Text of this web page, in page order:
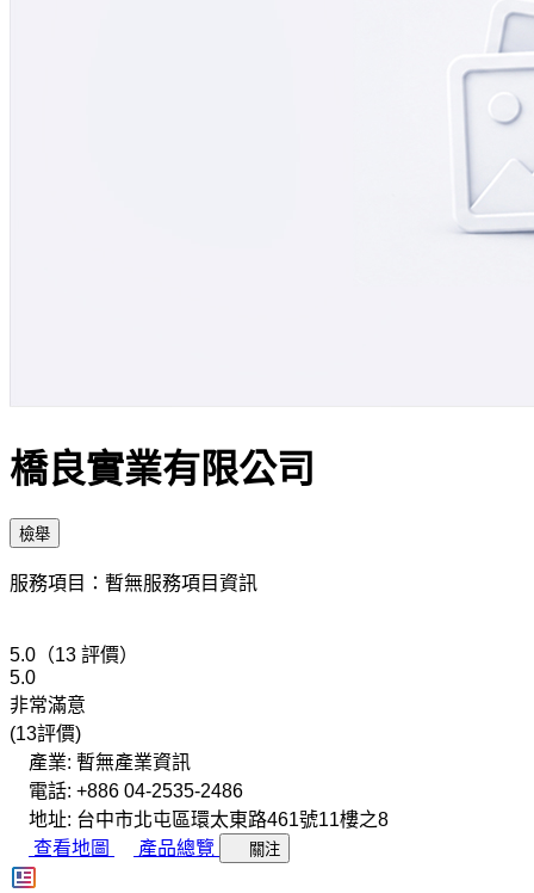
橋良實業有限公司
檢舉
服務項目：暫無服務項目資訊
5.0（13 評價）
5.0
非常滿意
(13評價)
產業: 暫無產業資訊
電話: +886 04-2535-2486
地址: 台中市北屯區環太東路461號11樓之8
查看地圖
產品總覽 關注